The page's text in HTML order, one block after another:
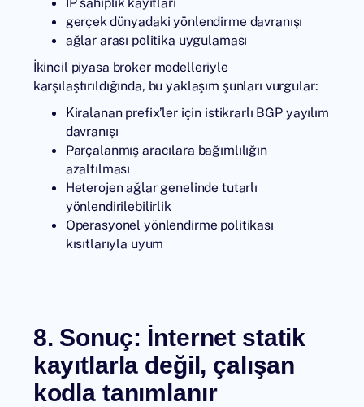
gerçek dünyadaki yönlendirme davranışı
ağlar arası politika uygulaması
İkincil piyasa broker modelleriyle
karşılaştırıldığında, bu yaklaşım şunları vurgular:
Kiralanan prefix’ler için istikrarlı BGP yayılım
davranışı
Parçalanmış aracılara bağımlılığın
azaltılması
Heterojen ağlar genelinde tutarlı
yönlendirilebilirlik
Operasyonel yönlendirme politikası
kısıtlarıyla uyum
8. Sonuç: İnternet statik
kayıtlarla değil, çalışan
kodla tanımlanır